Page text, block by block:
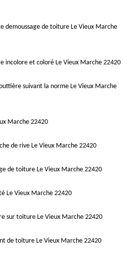
demoussage de toiture Le Vieux Marche
incolore et coloré Le Vieux Marche 22420
suivant la norme Le Vieux Marche
Marche 22420
de rive Le Vieux Marche 22420
de toiture Le Vieux Marche 22420
Le Vieux Marche 22420
sur toiture Le Vieux Marche 22420
de toiture Le Vieux Marche 22420